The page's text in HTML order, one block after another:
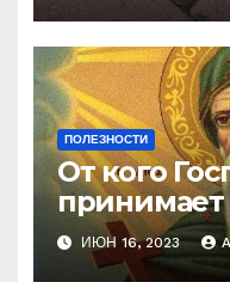
ПОЛЕЗНОСТИ
От кого
Ефрема
ИЮН 16, 2023